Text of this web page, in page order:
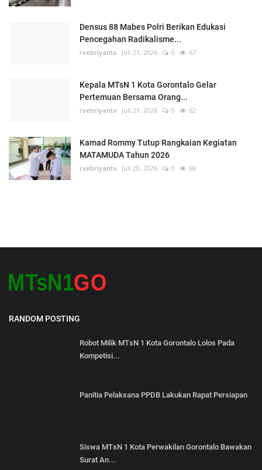
Densus 88 Mabes Polri Berikan Edukasi
Pencegahan Radikalisme...
rvebriyanto Juli 21, 2026 0 67
Kepala MTsN 1 Kota Gorontalo Gelar
Pertemuan Bersama Orang...
rvebriyanto Juli 21, 2026 0 62
Kamad Rommy Tutup Rangkaian Kegiatan
MATAMUDA Tahun 2026
rvebriyanto Juli 20, 2026 0 69
RANDOM POSTING
Robot Milik MTsN 1 Kota Gorontalo Lolos Pada
Kompetisi...
Panitia Pelaksana PPDB Lakukan Rapat Persiapan
Siswa MTsN 1 Kota Perwakilan Gorontalo Bawakan
Surat An...